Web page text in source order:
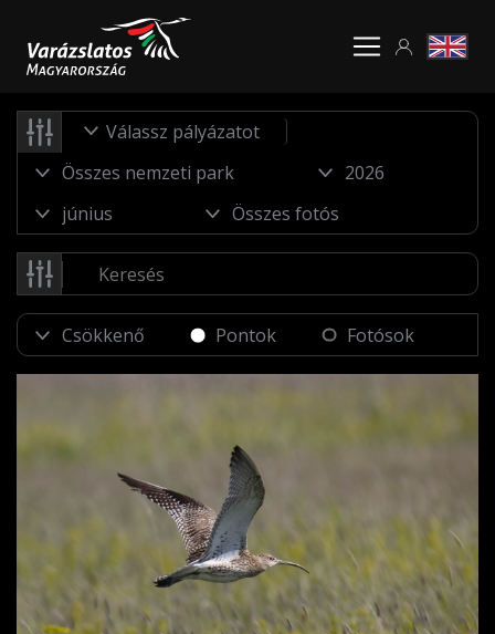
Válassz pályázatot
Pontok Fotósok